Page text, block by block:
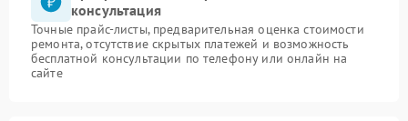
консультация
Точные прайс-листы, предварительная оценка стоимости
ремонта, отсутствие скрытых платежей и возможность
бесплатной консультации по телефону или онлайн на
сайте